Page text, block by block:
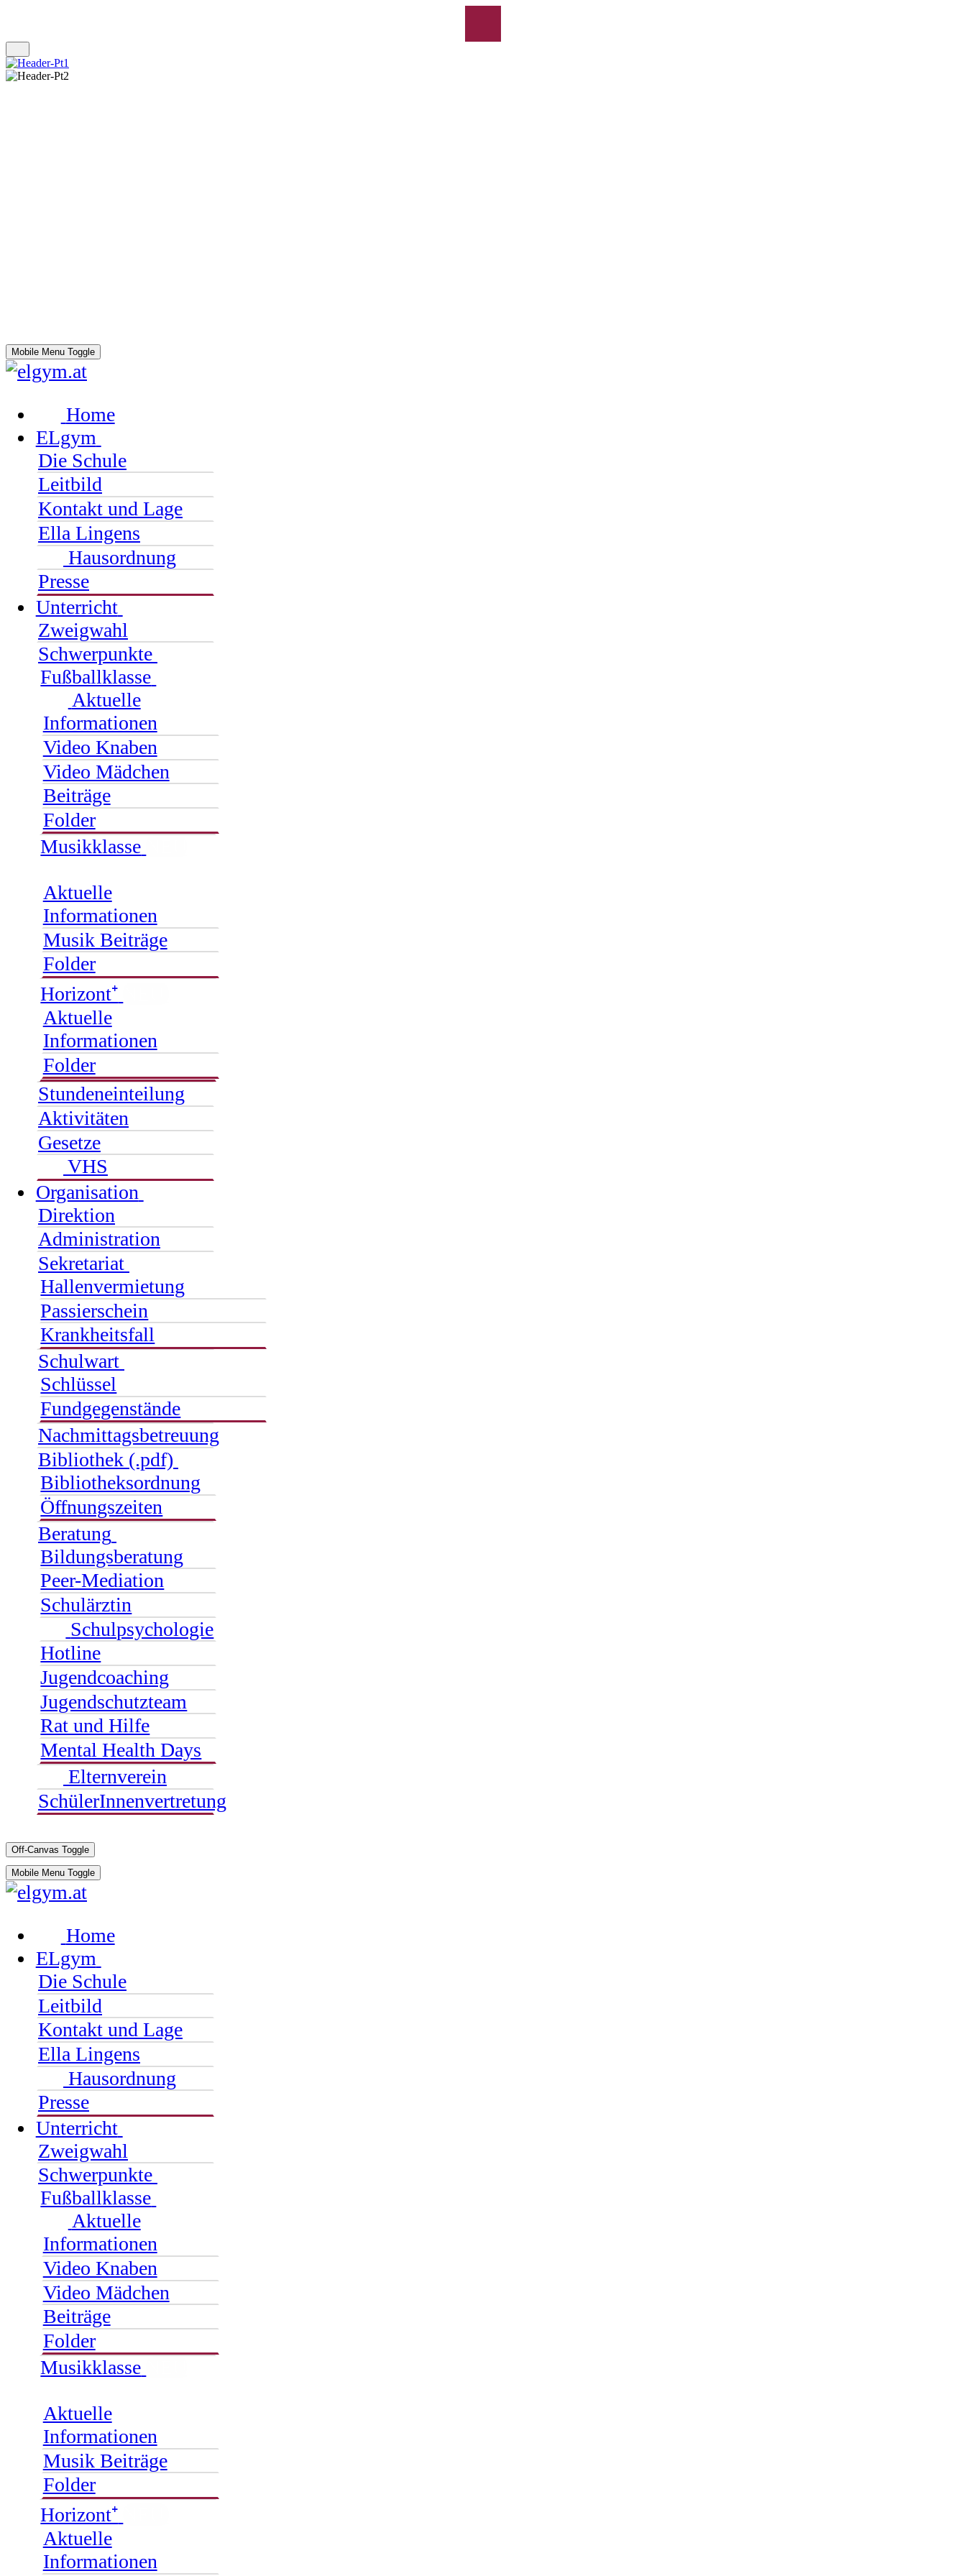
Mobile Menu Toggle
Home
ELgym
Die Schule
Leitbild
Kontakt und Lage
Ella Lingens
Hausordnung
Presse
Unterricht
Zweigwahl
Schwerpunkte
Fußballklasse
Aktuelle
Informationen
Video Knaben
Video Mädchen
Beiträge
Folder
Musikklasse
Aktuelle
Informationen
Musik Beiträge
Folder
Horizont⁺
Aktuelle
Informationen
Folder
Stundeneinteilung
Aktivitäten
Gesetze
VHS
Organisation
Direktion
Administration
Sekretariat
Hallenvermietung
Passierschein
Krankheitsfall
Schulwart
Schlüssel
Fundgegenstände
Nachmittagsbetreuung
Bibliothek (.pdf)
Bibliotheksordnung
Öffnungszeiten
Beratung
Bildungsberatung
Peer-Mediation
Schulärztin
Schulpsychologie
Hotline
Jugendcoaching
Jugendschutzteam
Rat und Hilfe
Mental Health Days
Elternverein
SchülerInnenvertretung
Off-Canvas Toggle
Mobile Menu Toggle
Home
ELgym
Die Schule
Leitbild
Kontakt und Lage
Ella Lingens
Hausordnung
Presse
Unterricht
Zweigwahl
Schwerpunkte
Fußballklasse
Aktuelle
Informationen
Video Knaben
Video Mädchen
Beiträge
Folder
Musikklasse
Aktuelle
Informationen
Musik Beiträge
Folder
Horizont⁺
Aktuelle
Informationen